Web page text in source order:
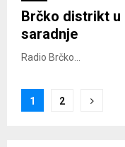
Brčko distrikt u
saradnje
Radio Brčko...
Posts
1 2